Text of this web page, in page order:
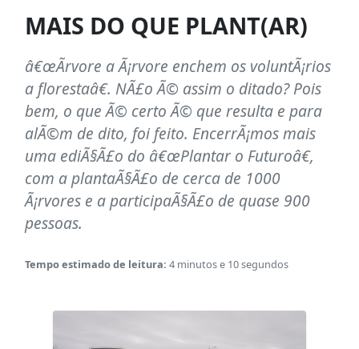
MAIS DO QUE PLANT(AR)
â€œÃrvore a Ã¡rvore enchem os voluntÃ¡rios
a florestaâ€. NÃ£o Ã© assim o ditado? Pois
bem, o que Ã© certo Ã© que resulta e para
alÃ©m de dito, foi feito. EncerrÃ¡mos mais
uma ediÃ§Ã£o do â€œPlantar o Futuroâ€,
com a plantaÃ§Ã£o de cerca de 1000
Ã¡rvores e a participaÃ§Ã£o de quase 900
pessoas.
Tempo estimado de leitura: 4 minutos e 10 segundos